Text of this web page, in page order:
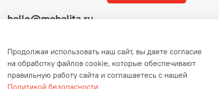
hello@mebelita.ru
Продолжая использовать наш сайт, вы даете согласие
на обработку файлов cookie, которые обеспечивают
правильную работу сайта и соглашаетесь с нашей
Политикой безопасности